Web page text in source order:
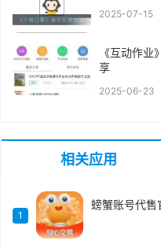
2025-07-15
《互动作
享
2025-06-23
相关应用
1
螃蟹账号代售